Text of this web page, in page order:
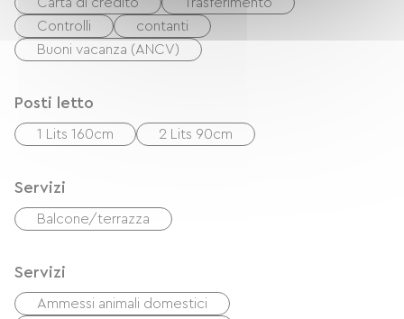
douches chaudes) mais aussi un coin cuisine
avec frigo, congélateur et un espace repos avec
effort de la montée !
Controlli
contanti
Buoni vacanza (ANCV)
Posti letto
1 Lits 160cm 2 Lits 90cm
Servizi
Balcone/terrazza
Servizi
Ammessi animali domestici